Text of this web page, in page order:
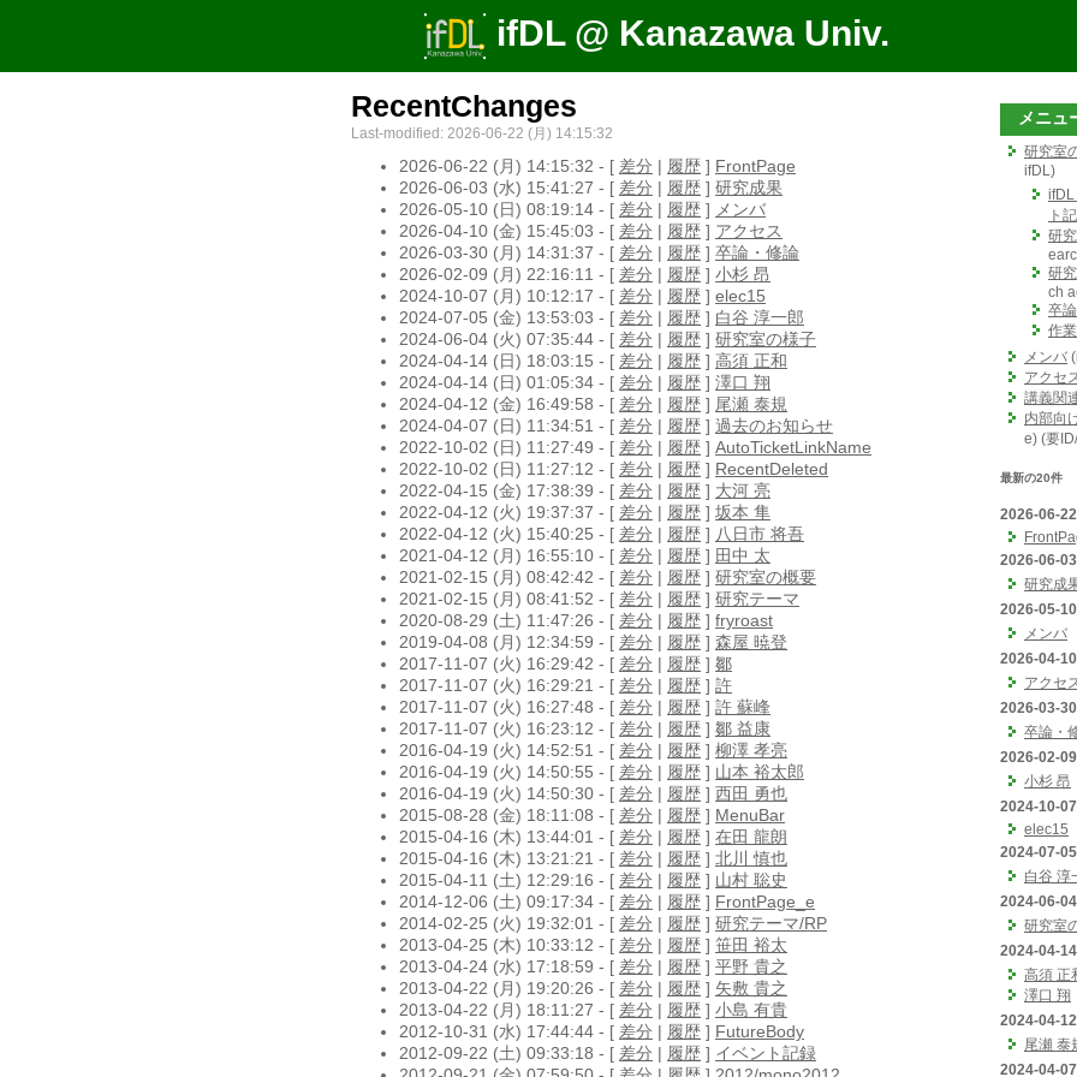
ifDL @ Kanazawa Univ.
RecentChanges
Last-modified: 2026-06-22 (月) 14:15:32
2026-06-22 (月) 14:15:32 - [ 差分 | 履歴 ] FrontPage
2026-06-03 (水) 15:41:27 - [ 差分 | 履歴 ] 研究成果
2026-05-10 (日) 08:19:14 - [ 差分 | 履歴 ] メンバ
2026-04-10 (金) 15:45:03 - [ 差分 | 履歴 ] アクセス
2026-03-30 (月) 14:31:37 - [ 差分 | 履歴 ] 卒論・修論
2026-02-09 (月) 22:16:11 - [ 差分 | 履歴 ] 小杉 昂
2024-10-07 (月) 10:12:17 - [ 差分 | 履歴 ] elec15
2024-07-05 (金) 13:53:03 - [ 差分 | 履歴 ] 白谷 淳一郎
2024-06-04 (火) 07:35:44 - [ 差分 | 履歴 ] 研究室の様子
2024-04-14 (日) 18:03:15 - [ 差分 | 履歴 ] 高須 正和
2024-04-14 (日) 01:05:34 - [ 差分 | 履歴 ] 澤口 翔
2024-04-12 (金) 16:49:58 - [ 差分 | 履歴 ] 尾瀬 泰規
2024-04-07 (日) 11:34:51 - [ 差分 | 履歴 ] 過去のお知らせ
2022-10-02 (日) 11:27:49 - [ 差分 | 履歴 ] AutoTicketLinkName
2022-10-02 (日) 11:27:12 - [ 差分 | 履歴 ] RecentDeleted
2022-04-15 (金) 17:38:39 - [ 差分 | 履歴 ] 大河 亮
2022-04-12 (火) 19:37:37 - [ 差分 | 履歴 ] 坂本 隼
2022-04-12 (火) 15:40:25 - [ 差分 | 履歴 ] 八日市 将吾
2021-04-12 (月) 16:55:10 - [ 差分 | 履歴 ] 田中 太
2021-02-15 (月) 08:42:42 - [ 差分 | 履歴 ] 研究室の概要
2021-02-15 (月) 08:41:52 - [ 差分 | 履歴 ] 研究テーマ
2020-08-29 (土) 11:47:26 - [ 差分 | 履歴 ] fryroast
2019-04-08 (月) 12:34:59 - [ 差分 | 履歴 ] 森屋 暁登
2017-11-07 (火) 16:29:42 - [ 差分 | 履歴 ] 鄒
2017-11-07 (火) 16:29:21 - [ 差分 | 履歴 ] 許
2017-11-07 (火) 16:27:48 - [ 差分 | 履歴 ] 許 蘇峰
2017-11-07 (火) 16:23:12 - [ 差分 | 履歴 ] 鄒 益康
2016-04-19 (火) 14:52:51 - [ 差分 | 履歴 ] 柳澤 孝亮
2016-04-19 (火) 14:50:55 - [ 差分 | 履歴 ] 山本 裕太郎
2016-04-19 (火) 14:50:30 - [ 差分 | 履歴 ] 西田 勇也
2015-08-28 (金) 18:11:08 - [ 差分 | 履歴 ] MenuBar
2015-04-16 (木) 13:44:01 - [ 差分 | 履歴 ] 在田 龍朗
2015-04-16 (木) 13:21:21 - [ 差分 | 履歴 ] 北川 慎也
2015-04-11 (土) 12:29:16 - [ 差分 | 履歴 ] 山村 聡史
2014-12-06 (土) 09:17:34 - [ 差分 | 履歴 ] FrontPage_e
2014-02-25 (火) 19:32:01 - [ 差分 | 履歴 ] 研究テーマ/RP
2013-04-25 (木) 10:33:12 - [ 差分 | 履歴 ] 笹田 裕太
2013-04-24 (水) 17:18:59 - [ 差分 | 履歴 ] 平野 貴之
2013-04-22 (月) 19:20:26 - [ 差分 | 履歴 ] 矢敷 貴之
2013-04-22 (月) 18:11:27 - [ 差分 | 履歴 ] 小島 有貴
2012-10-31 (水) 17:44:44 - [ 差分 | 履歴 ] FutureBody
2012-09-22 (土) 09:33:18 - [ 差分 | 履歴 ] イベント記録
メニュ
研究室
ifDL)
ifDL
ト
研
研
ch
卒
作
メンバ
アクセ
講義関
内部向
e) (要
最新の20件
2026-06-22
2026-06-03
研究成
2026-05-10
メンバ
2026-04-10
アクセ
2026-03-30
卒論・
2026-02-09
小杉 昂
2024-10-07
elec15
2024-07-05
白谷 淳
2024-06-04
研究室
2024-04-14
高須 正
澤口 翔
2024-04-12
尾瀬 泰
2024-04-07